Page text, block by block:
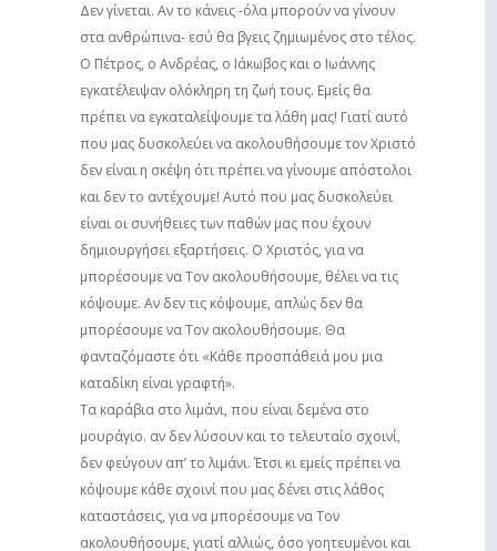
Δεν γίνεται. Αν το κάνεις -όλα μπορούν να γίνουν
στα ανθρώπινα- εσύ θα βγεις ζημιωμένος στο τέλος.
Ο Πέτρος, ο Ανδρέας, ο Ιάκωβος και ο Ιωάννης
εγκατέλειψαν ολόκληρη τη ζωή τους. Εμείς θα
πρέπει να εγκαταλείψουμε τα λάθη μας! Γιατί αυτό
που μας δυσκολεύει να ακολουθήσουμε τον Χριστό
δεν είναι η σκέψη ότι πρέπει να γίνουμε απόστολοι
και δεν το αντέχουμε! Αυτό που μας δυσκολεύει
είναι οι συνήθειες των παθών μας που έχουν
δημιουργήσει εξαρτήσεις. Ο Χριστός, για να
μπορέσουμε να Τον ακολουθήσουμε, θέλει να τις
κόψουμε. Αν δεν τις κόψουμε, απλώς δεν θα
μπορέσουμε να Τον ακολουθήσουμε. Θα
φανταζόμαστε ότι «Κάθε προσπάθειά μου μια
καταδίκη είναι γραφτή».
Τα καράβια στο λιμάνι, που είναι δεμένα στο
μουράγιο. αν δεν λύσουν και το τελευταίο σχοινί,
δεν φεύγουν απ’ το λιμάνι. Έτσι κι εμείς πρέπει να
κόψουμε κάθε σχοινί που μας δένει στις λάθος
καταστάσεις, για να μπορέσουμε να Τον
ακολουθήσουμε, γιατί αλλιώς, όσο γοητευμένοι και